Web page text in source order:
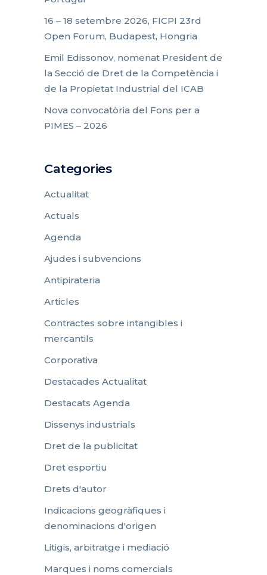
16 – 18 setembre 2026, FICPI 23rd
Open Forum, Budapest, Hongria
Emil Edissonov, nomenat President de
la Secció de Dret de la Competència i
de la Propietat Industrial del ICAB
Nova convocatòria del Fons per a
PIMES – 2026
Categories
Actualitat
Actuals
Agenda
Ajudes i subvencions
Antipirateria
Articles
Contractes sobre intangibles i
mercantils
Corporativa
Destacades Actualitat
Destacats Agenda
Dissenys industrials
Dret de la publicitat
Dret esportiu
Drets d'autor
Indicacions geogràfiques i
denominacions d'origen
Litigis, arbitratge i mediació
Marques i noms comercials